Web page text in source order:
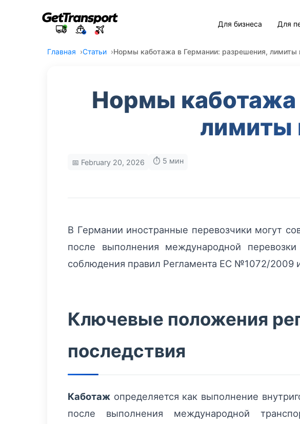
Для бизнеса Для
Главная Статьи Нормы каботажа в Германии: разрешения, лимиты
Нормы каботажа
лимиты
📅 February 20, 2026 ⏱️ 5 мин
В Германии иностранные перевозчики могут
после выполнения международной
соблюдения правил Регламента ЕС №1072/2009
Ключевые положения
последствия
Каботаж определяется как выполнение
после выполнения международной